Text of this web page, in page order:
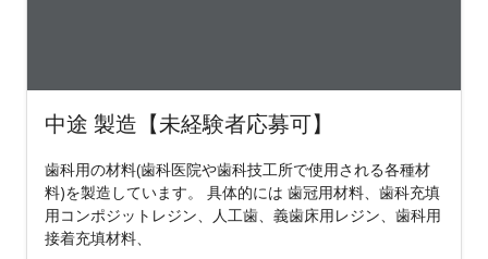
中途 製造【未経験者応募可】
歯科用の材料(歯科医院や歯科技工所で使用される各種材
料)を製造しています。 具体的には 歯冠用材料、歯科充填
用コンポジットレジン、人工歯、義歯床用レジン、歯科用
接着充填材料、